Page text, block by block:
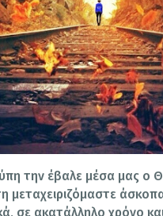
την έβαλε μέσα μας ο
μεταχειριζόμαστε
σε ακατάλληλο χρόνο